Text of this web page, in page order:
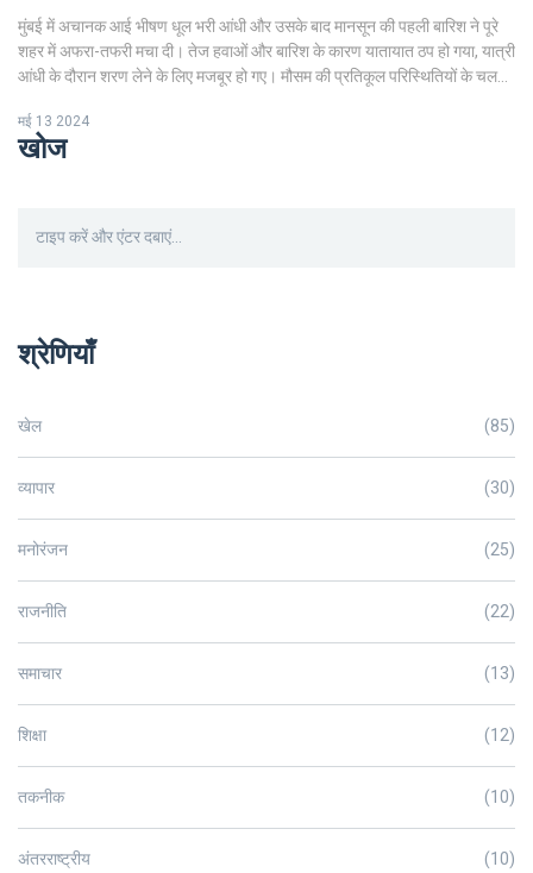
मुंबई में अचानक आई भीषण धूल भरी आंधी और उसके बाद मानसून की पहली बारिश ने पूरे
शहर में अफरा-तफरी मचा दी। तेज हवाओं और बारिश के कारण यातायात ठप हो गया, यात्री
आंधी के दौरान शरण लेने के लिए मजबूर हो गए। मौसम की प्रतिकूल परिस्थितियों के चलते
मई 13 2024
खोज
श्रेणियाँ
खेल (85)
व्यापार (30)
मनोरंजन (25)
राजनीति (22)
समाचार (13)
शिक्षा (12)
तकनीक (10)
अंतरराष्ट्रीय (10)